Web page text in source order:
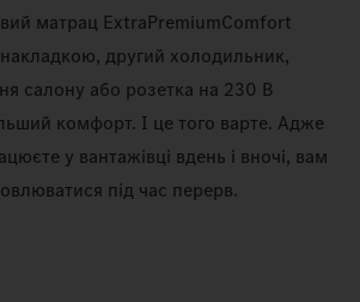
матрац ExtraPremiumComfort
другий холодильник,
салону або розетка на 230 В
комфорт. І це того варте. Адже
у вантажівці вдень і вночі, вам
під час перерв.